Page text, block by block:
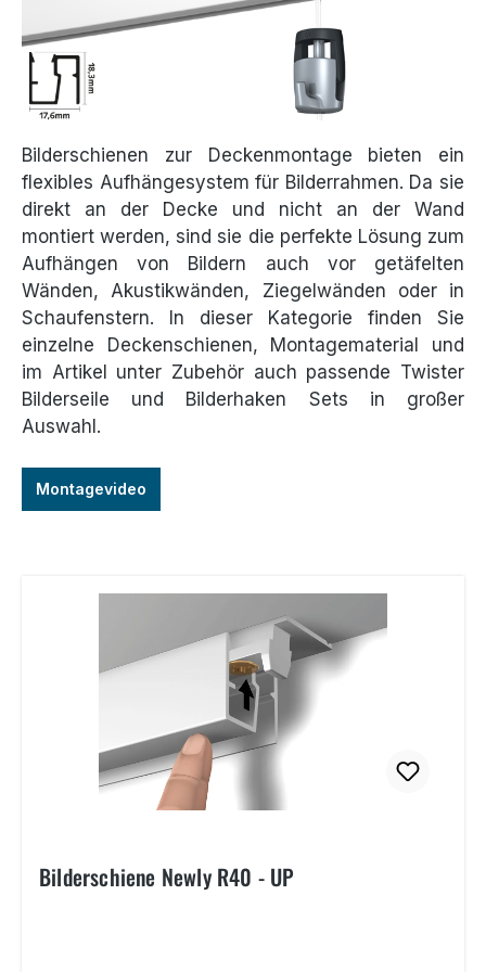
Bilderschienen zur Deckenmontage bieten ein
flexibles Aufhängesystem für Bilderrahmen. Da sie
direkt an der Decke und nicht an der Wand
montiert werden, sind sie die perfekte Lösung zum
Aufhängen von Bildern auch vor getäfelten
Wänden, Akustikwänden, Ziegelwänden oder in
Schaufenstern. In dieser Kategorie finden Sie
einzelne Deckenschienen, Montagematerial und
im Artikel unter Zubehör auch passende Twister
Bilderseile und Bilderhaken Sets in großer
Auswahl.
Montagevideo
Bilderschiene Newly R40 - UP